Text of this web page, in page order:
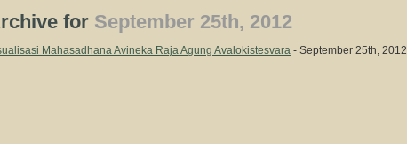
for September 25th, 2012
Mahasadhana Avineka Raja Agung Avalokistesvara - September 25th, 2012